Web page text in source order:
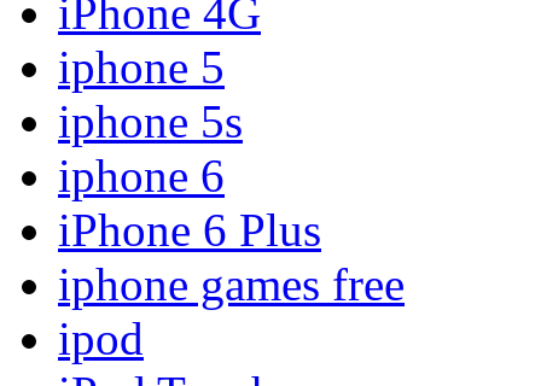
iPhone 4G
iphone 5
iphone 5s
iphone 6
iPhone 6 Plus
iphone games free
ipod